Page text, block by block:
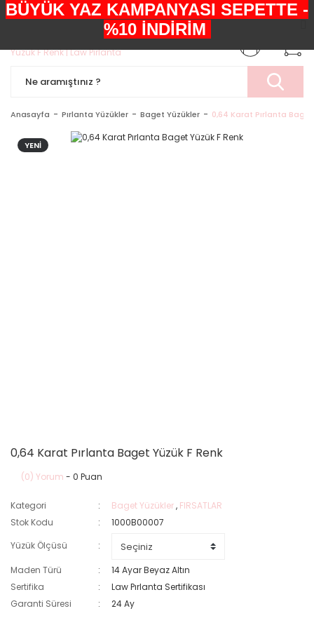
+90552 303 05 29
Anasayfa Pırlanta Yüzükler Baget Yüzükler 0,64 Karat Pırlanta Baget
YENİ
0,64 Karat Pırlanta Baget Yüzük F Renk
(0) Yorum - 0 Puan
Kategori Baget Yüzükler, FIRSATLAR
Stok Kodu
1000B00007
Yüzük Ölçüsü
Maden Türü
14 Ayar Beyaz Altın
Sertifika
Law Pırlanta Sertifikası
Garanti Süresi
24 Ay
BÜYÜK YAZ KAMPANYASI SEPETTE -
%10 İNDİRİM